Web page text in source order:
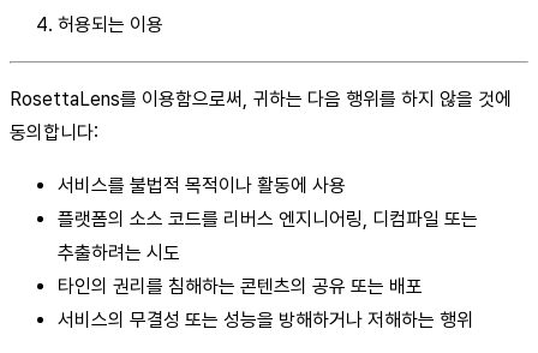
허용되는 이용
RosettaLens를 이용함으로써, 귀하는 다음 행위를 하지 않을 것에
동의합니다:
서비스를 불법적 목적이나 활동에 사용
플랫폼의 소스 코드를 리버스 엔지니어링, 디컴파일 또는
추출하려는 시도
타인의 권리를 침해하는 콘텐츠의 공유 또는 배포
서비스의 무결성 또는 성능을 방해하거나 저해하는 행위